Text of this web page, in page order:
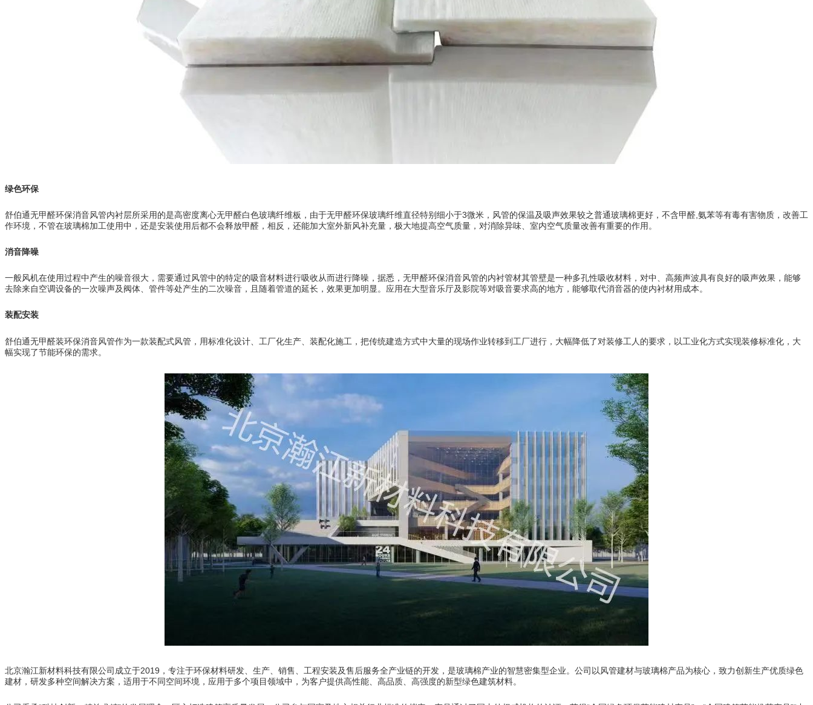
绿色环保
舒伯通无甲醛环保消音风管内衬层所采用的是高密度离心无甲醛白色玻璃纤维板，由于无甲醛环保玻璃纤维直径特别细小于3微米，风管的保温及吸声效果较之普通玻璃棉更好，不含甲醛,氨苯等有毒有害物质，改善工
作环境，不管在玻璃棉加工使用中，还是安装使用后都不会释放甲醛，相反，还能加大室外新风补充量，极大地提高空气质量，对消除异味、室内空气质量改善有重要的作用。
消音降噪
一般风机在使用过程中产生的噪音很大，需要通过风管中的特定的吸音材料进行吸收从而进行降噪，据悉，无甲醛环保消音风管的内衬管材其管壁是一种多孔性吸收材料，对中、高频声波具有良好的吸声效果，能够
去除来自空调设备的一次噪声及阀体、管件等处产生的二次噪音，且随着管道的延长，效果更加明显。应用在大型音乐厅及影院等对吸音要求高的地方，能够取代消音器的使内衬材用成本。
装配安装
舒伯通无甲醛装环保消音风管作为一款装配式风管，用标准化设计、工厂化生产、装配化施工，把传统建造方式中大量的现场作业转移到工厂进行，大幅降低了对装修工人的要求，以工业化方式实现装修标准化，大
幅实现了节能环保的需求。
北京瀚江新材料科技有限公司成立于2019，专注于环保材料研发、生产、销售、工程安装及售后服务全产业链的开发，是玻璃棉产业的智慧密集型企业。公司以风管建材与玻璃棉产品为核心，致力创新生产优质绿色
建材，研发多种空间解决方案，适用于不同空间环境，应用于多个项目领域中，为客户提供高性能、高品质、高强度的新型绿色建筑材料。